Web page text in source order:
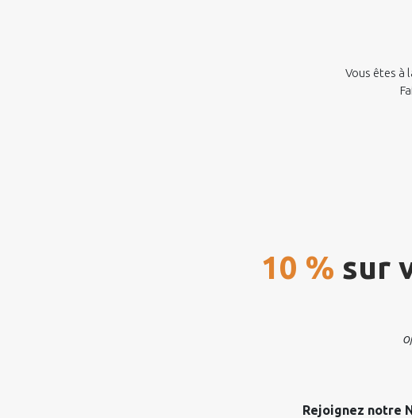
Vous êtes à
10 % sur
Rejoignez notre